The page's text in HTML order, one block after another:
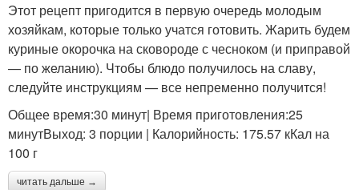
Этот рецепт пригодится в первую очередь молодым
хозяйкам, которые только учатся готовить. Жарить будем
куриные окорочка на сковороде с чесноком (и приправой
— по желанию). Чтобы блюдо получилось на славу,
следуйте инструкциям — все непременно получится!
Общее время:30 минут| Время приготовления:25
минутВыход: 3 порции | Калорийность: 175.57 кКал на
100 г
читать дальше →